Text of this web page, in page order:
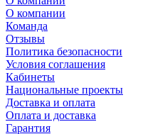
О компании
Команда
Отзывы
Политика безопасности
Условия соглашения
Кабинеты
Национальные проекты
Доставка и оплата
Оплата и доставка
Гарантия